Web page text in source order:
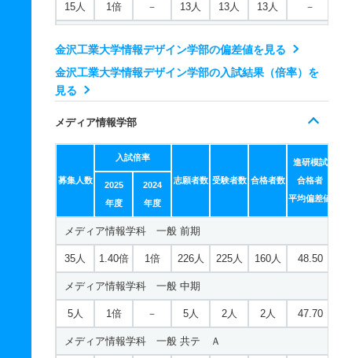
15人 1倍 － 13人 13人 13人 －
環境デザイン創成学科 一般 前期
10人 1.30倍 47.90
環境デザイン創成学科 一般 中期
－ －
環境デザイン創成学科 一般 共テ Ａ
3人 1.50倍 1倍 51人
環境デザイン創成学科 一般 ニ Ｂ
1人 1倍 － 6人
環境デザイン創成学科 推薦 推薦公募
10人 1倍 － 1人
金沢工業大学情報デザイン学部の偏差値を見る
金沢工業大学情報デザイン学部の入試結果（倍率）を
見る
メディア情報学部
募集人数
入試倍率
志願者数 受験者数 合格者数
進研模試
合格者
平均偏差値
2025
年度
2024
年度
メディア情報学科 一般 前期
35人 1.40倍 1倍 226人 225人 160人 48.50
メディア情報学科 一般 中期
5人 1倍 － 5人 2人 2人 47.70
メディア情報学科 一般 共テ Ａ